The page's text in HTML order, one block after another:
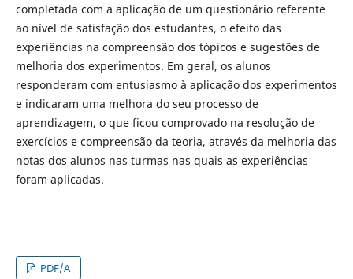
completada com a aplicação de um questionário referente
ao nível de satisfação dos estudantes, o efeito das
experiências na compreensão dos tópicos e sugestões de
melhoria dos experimentos. Em geral, os alunos
responderam com entusiasmo à aplicação dos experimentos
e indicaram uma melhora do seu processo de
aprendizagem, o que ficou comprovado na resolução de
exercícios e compreensão da teoria, através da melhoria das
notas dos alunos nas turmas nas quais as experiências
foram aplicadas.
PDF/A